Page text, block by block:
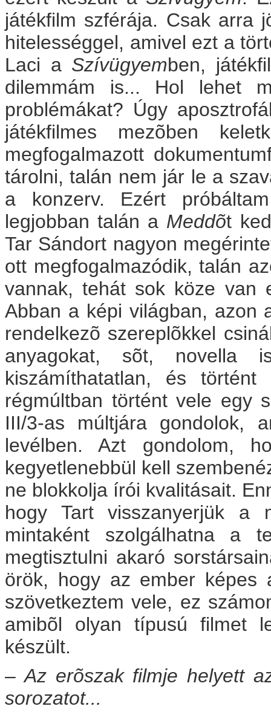
játékfilm szférája. Csak arra
hitelességgel, amivel ezt a
Laci a Szívügyemben,
dilemmám is... Hol lehet
problémákat? Úgy
játékfilmes mezõben
megfogalmazott
tárolni, talán nem jár le a
a konzerv. Ezért
legjobban talán a Meddõt
Tar Sándort nagyon
ott megfogalmazódik, talán
vannak, tehát sok köze van
Abban a képi világban, azon
rendelkezõ szereplõkkel
anyagokat, sõt,
kiszámíthatatlan, és
régmúltban történt vele egy
III/3-as múltjára gondolok,
levélben. Azt gondolom,
kegyetlenebbül kell
ne blokkolja írói kvalitásait.
hogy Tart visszanyerjük a
mintaként szolgálhatna a
megtisztulni akaró
örök, hogy az ember képes
szövetkeztem vele, ez
amibõl olyan típusú filmet
készült.
– Az erõszak filmje helyett
sorozatot...